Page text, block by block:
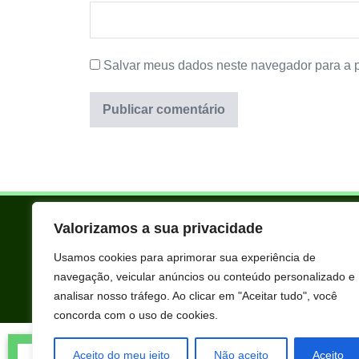
Valorizamos a sua privacidade
Usamos cookies para aprimorar sua experiência de
navegação, veicular anúncios ou conteúdo personalizado e
analisar nosso tráfego. Ao clicar em "Aceitar tudo", você
concorda com o uso de cookies.
Aceito do meu jeito Não aceito Aceito
Salvar meus dados neste navegador para a
Todos os produtos oferecidos aqui são selecionados manualmente
extraordinários para você que está realmente comprometido com
Pietra Lima acabou de comprar BEM